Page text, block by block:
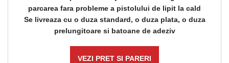
parcarea fara probleme a pistolului de lipit la cald
Se livreaza cu o duza standard, o duza plata, o duza
prelungitoare si batoane de adeziv
VEZI PRET SI PARERI